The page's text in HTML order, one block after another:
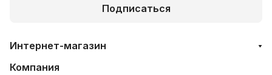
Подписаться
Интернет-магазин
Компания